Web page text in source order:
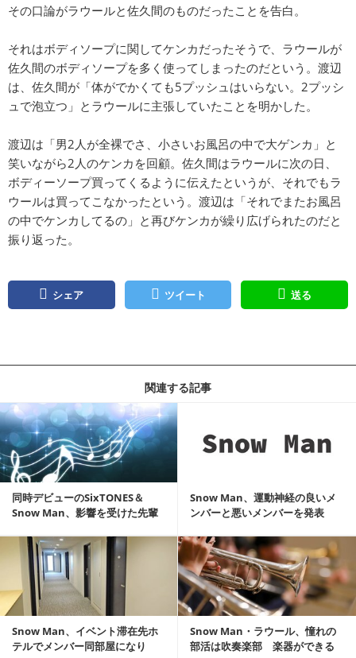
その口論がラウールと佐久間のものだったことを告白。
それはボディソープに関してケンカだったそうで、ラウールが
佐久間のボディソープを多く使ってしまったのだという。渡辺
は、佐久間が「体がでかくても5プッシュはいらない。2プッシ
ュで泡立つ」とラウールに主張していたことを明かした。
渡辺は「男2人が全裸でさ、小さいお風呂の中で大ゲンカ」と
笑いながら2人のケンカを回顧。佐久間はラウールに次の日、
ボディーソープ買ってくるように伝えたというが、それでもラ
ウールは買ってこなかったという。渡辺は「それでまたお風呂
の中でケンカしてるの」と再びケンカが繰り広げられたのだと
振り返った。
シェア ツイート 送る
関連する記事
同時デビューのSixTONES＆
Snow Man、影響を受けた先輩
Snow Man、運動神経の良いメ
ンバーと悪いメンバーを発表
記事を読む
Snow Man、イベント滞在先ホ
テルでメンバー同部屋になり
Snow Man・ラウール、憧れの
部活は吹奏楽部 楽器ができる
記事を読む